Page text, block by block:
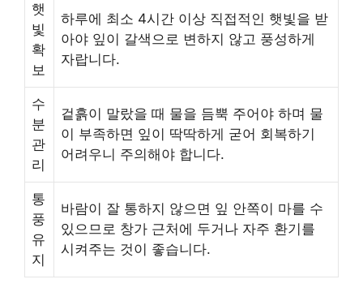
햇
빛
확
보
하루에 최소 4시간 이상 직접적인 햇빛을 받
아야 잎이 갈색으로 변하지 않고 풍성하게
자랍니다.
수
분
관
리
겉흙이 말랐을 때 물을 듬뿍 주어야 하며 물
이 부족하면 잎이 딱딱하게 굳어 회복하기
어려우니 주의해야 합니다.
통
풍
유
지
바람이 잘 통하지 않으면 잎 안쪽이 마를 수
있으므로 창가 근처에 두거나 자주 환기를
시켜주는 것이 좋습니다.